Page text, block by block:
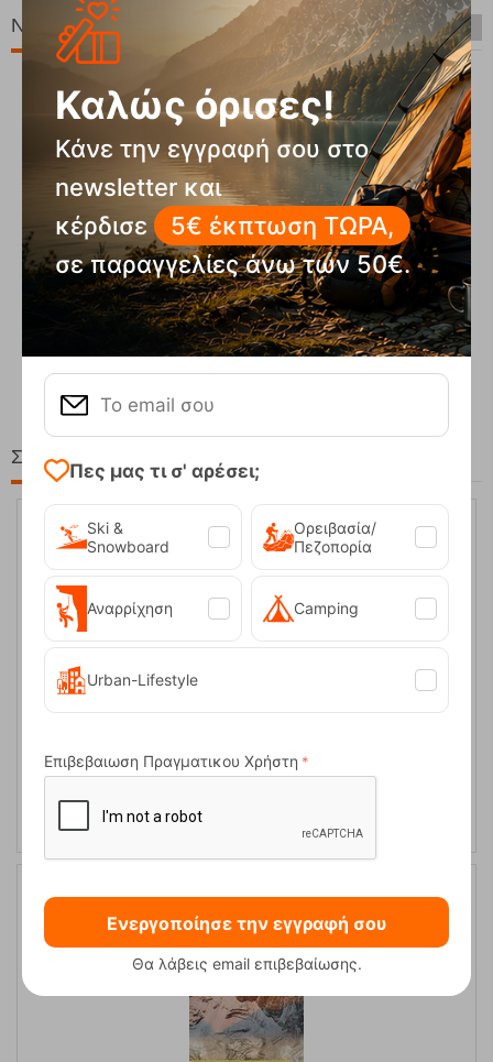
Νέες Παραλαβές
Compact Ocean Blue Τηλεσκοπικά Μπατόν Πεζ...
62,50 €
Στη ίδια Τιμή!
Χάρτης Ανάβαση Νότια Πίνδος- Τζουμέρκα - Περιστέρι -
Κόζιακας-Αυγό 1:50.000
Κωδικός: FRE-5325
διαθέσιμο
Καλώς όρισες!
Κάνε την εγγραφή σου στο
newsletter και
κέρδισε
5€ έκπτωση ΤΩΡΑ,
σε παραγγελίες άνω των 50€.
Πες μας τι σ' αρέσει;
Ski &
Snowboard
Ορειβασία/
Πεζοπορία
Αναρρίχηση Camping
Urban-Lifestyle
Επιβεβαιωση Πραγματικου Χρήστη
Ενεργοποίησε την εγγραφή σου
Θα λάβεις email επιβεβαίωσης.